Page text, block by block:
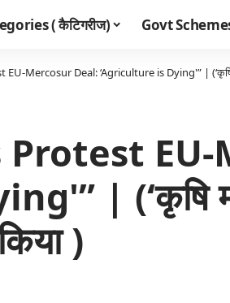
( कैटिगरीज) Govt Schemes
Mercosur Deal: ‘Agriculture is Dying'” | (‘कृषि मर
| (‘कृषि मर
)